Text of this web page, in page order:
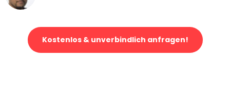
Kostenlos & unverbindlich anfragen!